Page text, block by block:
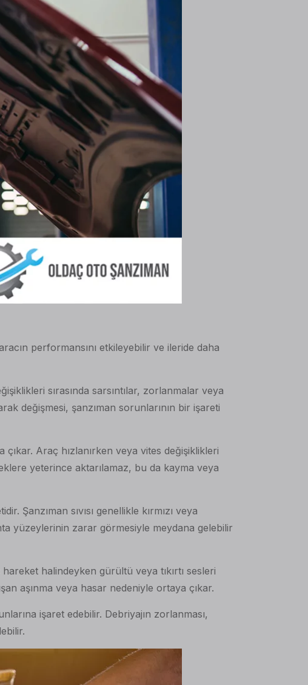
performansını etkileyebilir ve ileride daha
sırasında sarsıntılar, zorlanmalar veya
değişmesi, şanzıman sorunlarının bir işareti
çıkar. Araç hızlanırken veya vites değişiklikleri
yeterince aktarılamaz, bu da kayma veya
Şanzıman sıvısı genellikle kırmızı veya
yüzeylerinin zarar görmesiyle meydana gelebilir
halindeyken gürültü veya tıkırtı sesleri
aşınma veya hasar nedeniyle ortaya çıkar.
işaret edebilir. Debriyajın zorlanması,